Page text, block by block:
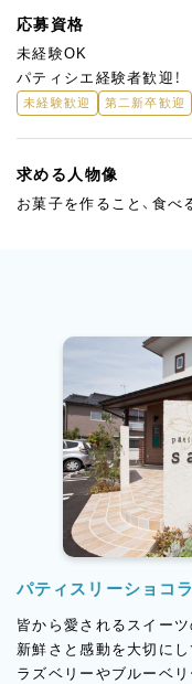
応募資格
未経験OK
パティシエ経験者歓迎！
未経験歓迎 第二新卒歓迎
求める人物像
お菓子を作ること、食
パティスリーショコ
皆から愛されるスイーツ
新鮮さと感動を大切にし
ラズベリーやブルーベリ